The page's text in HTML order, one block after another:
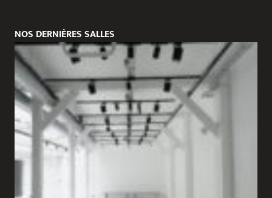
NOS DERNIÈRES SALLES